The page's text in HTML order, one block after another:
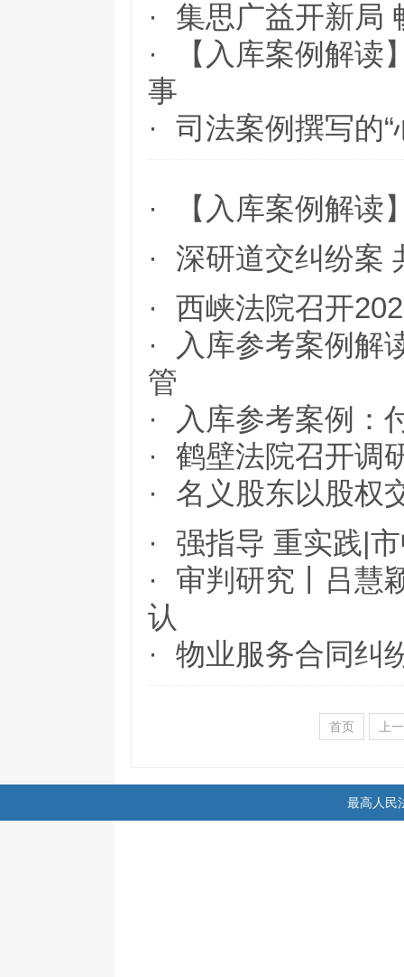
·
集思广益开新局
·
【入库案例解
事
·
司法案例撰写的
·
【入库案例解读
·
深研道交纠纷案
·
西峡法院召开
·
入库参考案例解
管
·
入库参考案例：
·
鹤壁法院召开调
·
名义股东以股权
·
强指导 重实践|
·
审判研究丨吕慧
认
·
物业服务合同纠
首页 上
最高人民